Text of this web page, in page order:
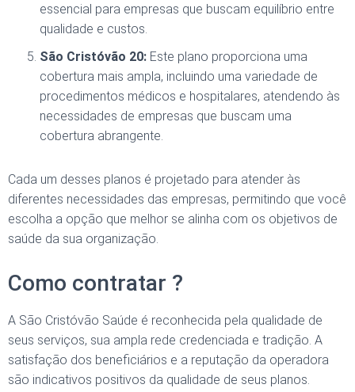
essencial para empresas que buscam equilíbrio entre
qualidade e custos.
São Cristóvão 20: Este plano proporciona uma
cobertura mais ampla, incluindo uma variedade de
procedimentos médicos e hospitalares, atendendo às
necessidades de empresas que buscam uma
cobertura abrangente.
Cada um desses planos é projetado para atender às
diferentes necessidades das empresas, permitindo que você
escolha a opção que melhor se alinha com os objetivos de
saúde da sua organização.
Como contratar ?
A São Cristóvão Saúde é reconhecida pela qualidade de
seus serviços, sua ampla rede credenciada e tradição. A
satisfação dos beneficiários e a reputação da operadora
são indicativos positivos da qualidade de seus planos.